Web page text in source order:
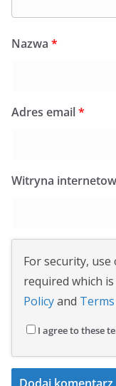
Nazwa *
Adres email*
Witryna
For security, use
required which
Policyand
I agree to these